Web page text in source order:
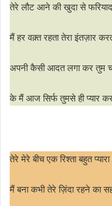
तेरे लौट आने की खुदा से
मैं हर वक़्त रहता तेरा इंतज़ार
अपनी कैसी आदत लगा कर तुम
के मैं आज सिर्फ तुमसे ही प्यार
तेरे मेरे बीच एक रिश्ता बहुत प्यारा
मैं बना कभी तेरे ज़िंदा रहने का